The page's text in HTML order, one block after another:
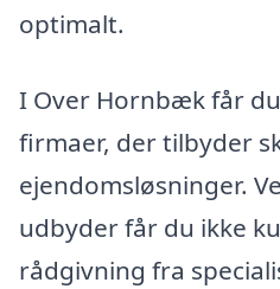
optimalt.
I Over Hornbæk får
firmaer, der tilbyder
ejendomsløsninger.
udbyder får du ikke
rådgivning fra